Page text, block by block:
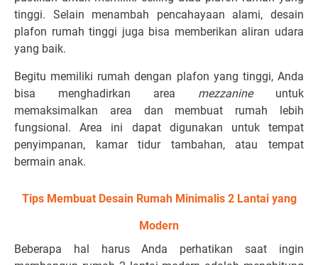
tinggi. Selain menambah pencahayaan alami, desain
plafon rumah tinggi juga bisa memberikan aliran udara
yang baik.
Begitu memiliki rumah dengan plafon yang tinggi, Anda
bisa menghadirkan area mezzanine untuk
memaksimalkan area dan membuat rumah lebih
fungsional. Area ini dapat digunakan untuk tempat
penyimpanan, kamar tidur tambahan, atau tempat
bermain anak.
Tips Membuat Desain Rumah Minimalis 2 Lantai yang
Modern
Beberapa hal harus Anda perhatikan saat ingin